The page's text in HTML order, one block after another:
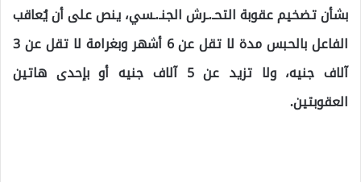
بشأن تضخيم عقوبة التحـ.ـرش الجنـ.ـسي، ينص على أن يُعاقب
الفاعل بالحبس مدة لا تقل عن 6 أشهر وبغرامة لا تقل عن 3
آلاف جنيه، ولا تزيد عن 5 آلاف جنيه أو بإحدى هاتين
العقوبتين.